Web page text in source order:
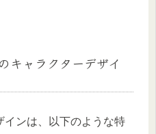
キャラクターデザイ
インは、以下のような特